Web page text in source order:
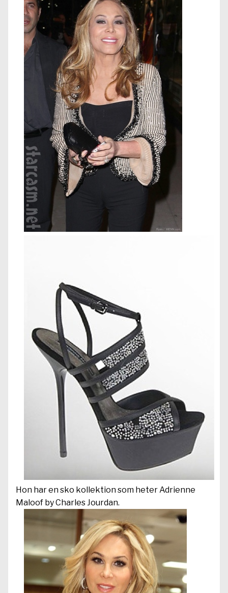
Hon har en sko kollektion som heter Adrienne
Maloof by Charles Jourdan.